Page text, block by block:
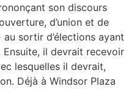
son discours
d’union et de
sortir d’élections ayant
il devrait recevoir
lesquelles il devrait,
Déjà à Windsor Plaza